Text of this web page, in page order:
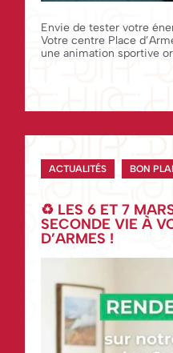
Envie de tester votre
Votre centre Place
une animation sportive
ACTUALITÉS BON
♻️ LES 6 ET 7
SECONDE VIE À
D’ARMES !